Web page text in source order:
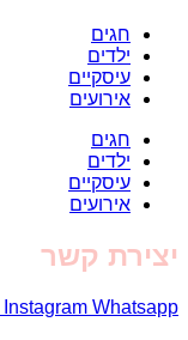
חגים
ילדים
עיסקיים
אירועים
חגים
ילדים
עיסקיים
אירועים
יצירת קשר
Instagram Whatsapp